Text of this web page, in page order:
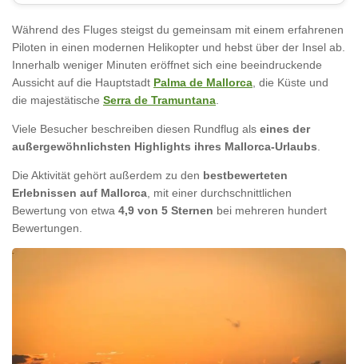
Während des Fluges steigst du gemeinsam mit einem erfahrenen
Piloten in einen modernen Helikopter und hebst über der Insel ab.
Innerhalb weniger Minuten eröffnet sich eine beeindruckende
Aussicht auf die Hauptstadt Palma de Mallorca , die Küste und
die majestätische Serra de Tramuntana
Viele Besucher beschreiben diesen Rundflug als eines der
außergewöhnlichsten Highlights ihres Mallorca-Urlaubs
Die Aktivität gehört außerdem zu den bestbewerteten
Erlebnissen auf Mallorca , mit einer durchschnittlichen
Bewertung von etwa 4,9 von 5 Sternen bei mehreren hundert
Bewertungen.